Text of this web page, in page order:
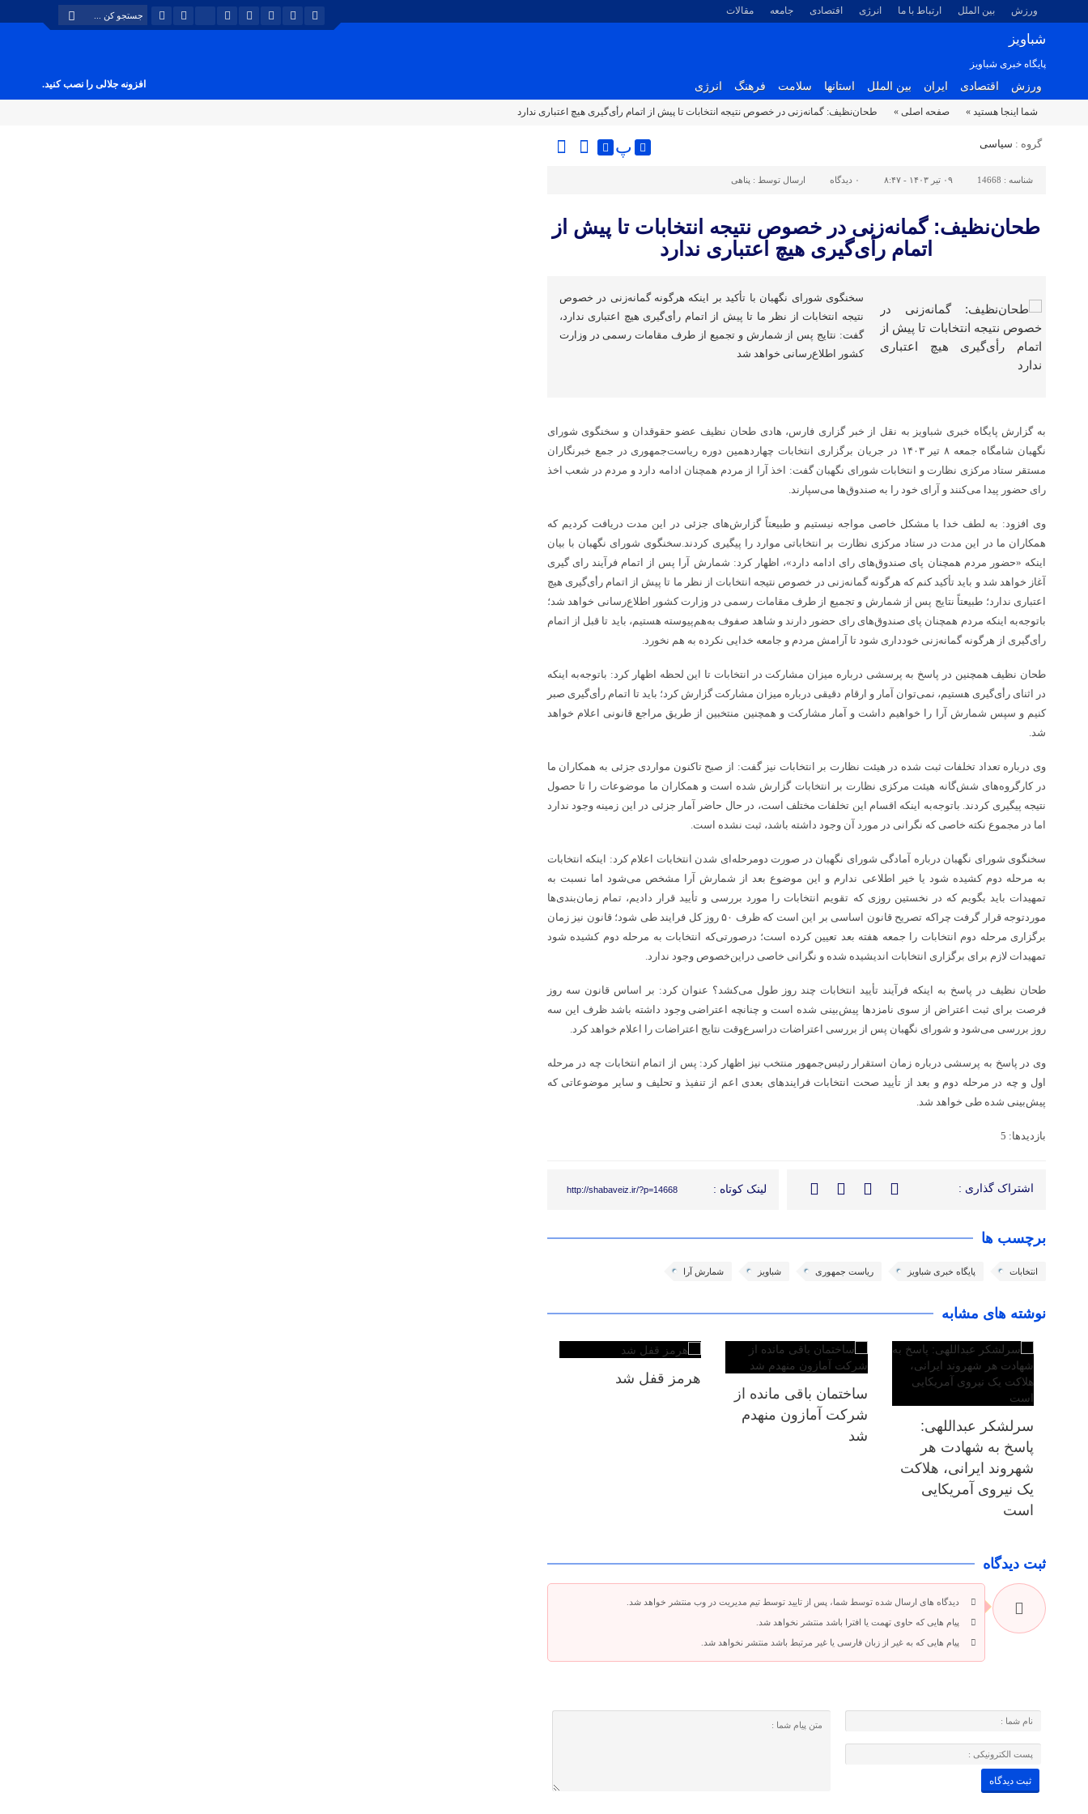
ورزش بین الملل ارتباط با ما انرژی اقتصادی جامعه مقالات
شباویز
پایگاه خبری شباویز
ورزش اقتصادی ایران بین الملل استانها سلامت فرهنگ انرژی افزونه جلالی را نصب کنید.
شما اینجا هستید » صفحه اصلی » طحان‌نظیف: گمانه‌زنی در خصوص نتیجه انتخابات تا پیش از اتمام رأی‌گیری هیچ اعتباری ندارد
گروه : سیاسی پ
شناسه : 14668 ۰۹ تیر ۱۴۰۳ - ۸:۴۷ ۰ دیدگاه ارسال توسط : پناهی
طحان‌نظیف: گمانه‌زنی در خصوص نتیجه انتخابات تا پیش از
اتمام رأی‌گیری هیچ اعتباری ندارد
سخنگوی شورای نگهبان با تأکید بر اینکه هرگونه گمانه‌زنی در خصوص
نتیجه انتخابات از نظر ما تا پیش از اتمام رأی‌گیری هیچ اعتباری ندارد،
گفت: نتایج پس از شمارش و تجمیع از طرف مقامات رسمی در وزارت
کشور اطلاع‌رسانی خواهد شد
به گزارش پایگاه خبری شباویز به نقل از خبر گزاری فارس، هادی طحان نظیف عضو حقوقدان و سخنگوی شورای
نگهبان شامگاه جمعه ۸ تیر ۱۴۰۳ در جریان برگزاری انتخابات چهاردهمین دوره ریاست‌جمهوری در جمع خبرنگاران
مستقر ستاد مرکزی نظارت و انتخابات شورای نگهبان گفت: اخذ آرا از مردم همچنان ادامه دارد و مردم در شعب اخذ
رای حضور پیدا می‌کنند و آرای خود را به صندوق‌ها می‌سپارند.
وی افزود: به لطف خدا با مشکل خاصی مواجه نیستیم و طبیعتاً گزارش‌های جزئی در این مدت دریافت کردیم که
همکاران ما در این مدت در ستاد مرکزی نظارت بر انتخاباتی موارد را پیگیری کردند.سخنگوی شورای نگهبان با بیان
اینکه «حضور مردم همچنان پای صندوق‌های رای ادامه دارد»، اظهار کرد: شمارش آرا پس از اتمام فرآیند رای گیری
آغاز خواهد شد و باید تأکید کنم که هرگونه گمانه‌زنی در خصوص نتیجه انتخابات از نظر ما تا پیش از اتمام رأی‌گیری هیچ
اعتباری ندارد؛ طبیعتاً نتایج پس از شمارش و تجمیع از طرف مقامات رسمی در وزارت کشور اطلاع‌رسانی خواهد شد؛
باتوجه‌به اینکه مردم همچنان پای صندوق‌های رای حضور دارند و شاهد صفوف به‌هم‌پیوسته هستیم، باید تا قبل از اتمام
رأی‌گیری از هرگونه گمانه‌زنی خودداری شود تا آرامش مردم و جامعه خدایی نکرده به هم نخورد.
طحان نظیف همچنین در پاسخ به پرسشی درباره میزان مشارکت در انتخابات تا این لحظه اظهار کرد: باتوجه‌به اینکه
در اثنای رأی‌گیری هستیم، نمی‌توان آمار و ارقام دقیقی درباره میزان مشارکت گزارش کرد؛ باید تا اتمام رأی‌گیری صبر
کنیم و سپس شمارش آرا را خواهیم داشت و آمار مشارکت و همچنین منتخبین از طریق مراجع قانونی اعلام خواهد
شد.
وی درباره تعداد تخلفات ثبت شده در هیئت نظارت بر انتخابات نیز گفت: از صبح تاکنون مواردی جزئی به همکاران ما
در کارگروه‌های شش‌گانه هیئت مرکزی نظارت بر انتخابات گزارش شده است و همکاران ما موضوعات را تا حصول
نتیجه پیگیری کردند. باتوجه‌به اینکه اقسام این تخلفات مختلف است، در حال حاضر آمار جزئی در این زمینه وجود ندارد
اما در مجموع نکته خاصی که نگرانی در مورد آن وجود داشته باشد، ثبت نشده است.
سخنگوی شورای نگهبان درباره آمادگی شورای نگهبان در صورت دومرحله‌ای شدن انتخابات اعلام کرد: اینکه انتخابات
به مرحله دوم کشیده شود یا خیر اطلاعی ندارم و این موضوع بعد از شمارش آرا مشخص می‌شود اما نسبت به
تمهیدات باید بگویم که در نخستین روزی که تقویم انتخابات را مورد بررسی و تأیید قرار دادیم، تمام زمان‌بندی‌ها
موردتوجه قرار گرفت چراکه تصریح قانون اساسی بر این است که ظرف ۵۰ روز کل فرایند طی شود؛ قانون نیز زمان
برگزاری مرحله دوم انتخابات را جمعه هفته بعد تعیین کرده است؛ درصورتی‌که انتخابات به مرحله دوم کشیده شود
تمهیدات لازم برای برگزاری انتخابات اندیشیده شده و نگرانی خاصی دراین‌خصوص وجود ندارد.
طحان نظیف در پاسخ به اینکه فرآیند تأیید انتخابات چند روز طول می‌کشد؟ عنوان کرد: بر اساس قانون سه روز
فرصت برای ثبت اعتراض از سوی نامزدها پیش‌بینی شده است و چنانچه اعتراضی وجود داشته باشد ظرف این سه
روز بررسی می‌شود و شورای نگهبان پس از بررسی اعتراضات دراسرع‌وقت نتایج اعتراضات را اعلام خواهد کرد.
وی در پاسخ به پرسشی درباره زمان استقرار رئیس‌جمهور منتخب نیز اظهار کرد: پس از اتمام انتخابات چه در مرحله
اول و چه در مرحله دوم و بعد از تأیید صحت انتخابات فرایندهای بعدی اعم از تنفیذ و تحلیف و سایر موضوعاتی که
پیش‌بینی شده طی خواهد شد.
بازدیدها: 5
اشتراک گذاری : لینک کوتاه : http://shabaveiz.ir/?p=14668
برچسب ها
انتخابات پایگاه خبری شباویز ریاست جمهوری شباویز شمارش آرا
نوشته های مشابه
سرلشکر عبداللهی:
پاسخ به شهادت هر
شهروند ایرانی، هلاکت
یک نیروی آمریکایی
است
ساختمان باقی مانده از
شرکت آمازون منهدم
شد
هرمز قفل شد
ثبت دیدگاه
دیدگاه های ارسال شده توسط شما، پس از تایید توسط تیم مدیریت در وب منتشر خواهد شد.
پیام هایی که حاوی تهمت یا افترا باشد منتشر نخواهد شد.
پیام هایی که به غیر از زبان فارسی یا غیر مرتبط باشد منتشر نخواهد شد.